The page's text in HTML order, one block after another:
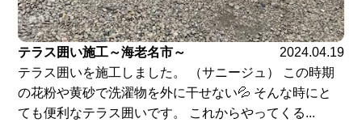
テラス囲い施工～海老名市～
2024.04.19
テラス囲いを施工しました。 （サニージュ） この時期
の花粉や黄砂で洗濯物を外に干せない💦 そんな時にと
ても便利なテラス囲いです。 これからやってくる...